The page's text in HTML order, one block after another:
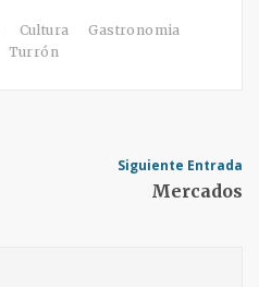
Cultura
Gastronomia
Turrón
Siguiente Entrada
Mercados